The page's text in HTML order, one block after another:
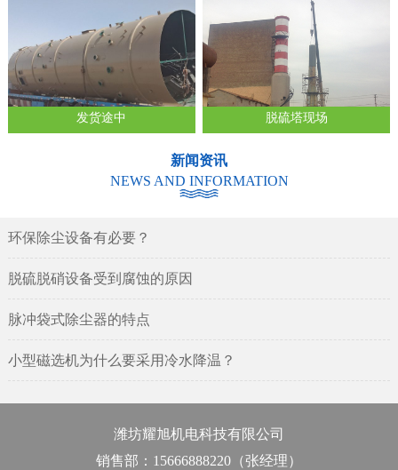
发货途中 脱硫塔现场
新闻资讯
NEWS AND INFORMATION
环保除尘设备有必要？
脱硫脱硝设备受到腐蚀的原因
脉冲袋式除尘器的特点
小型磁选机为什么要采用冷水降温？
潍坊耀旭机电科技有限公司
销售部：15666888220（张经理）